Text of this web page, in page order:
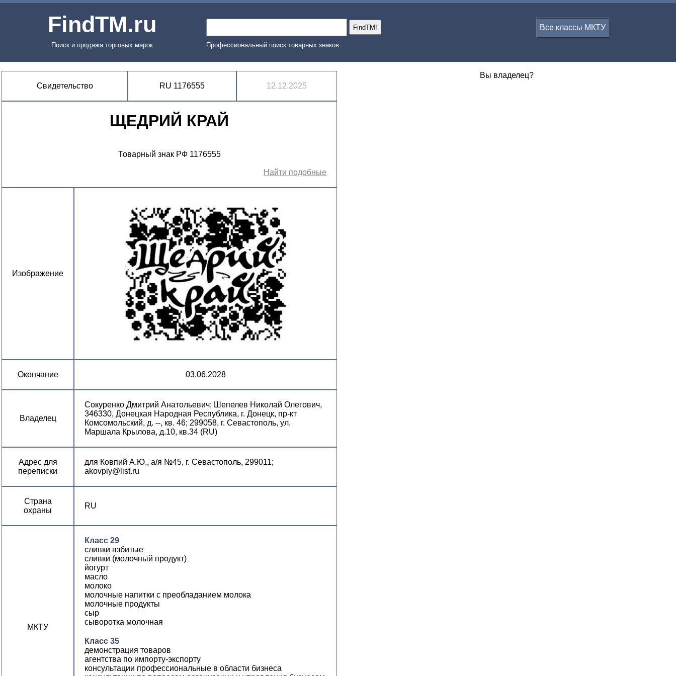
FindTM.ru Все классы МКТУ
Поиск и продажа торговых марок Профессиональный поиск товарных знаков
Свидетельство RU 1176555 12.12.2025
ЩЕДРИЙ КРАЙ
Товарный знак РФ 1176555
Найти подобные
Изображение
Окончание 03.06.2028
Владелец
Сокуренко Дмитрий Анатольевич; Шепелев Николай Олегович,
346330, Донецкая Народная Республика, г. Донецк, пр-кт
Комсомольский, д. --, кв. 46; 299058, г. Севастополь, ул.
Маршала Крылова, д.10, кв.34 (RU)
Адрес для
переписки
для Ковпий А.Ю., а/я №45, г. Севастополь, 299011;
akovpiy@list.ru
Страна
охраны
RU
МКТУ
Класс 29
сливки взбитые
сливки (молочный продукт)
йогурт
масло
молоко
молочные напитки с преобладанием молока
молочные продукты
сыр
сыворотка молочная
Класс 35
демонстрация товаров
агентства по импорту-экспорту
консультации профессиональные в области бизнеса
Вы владелец?